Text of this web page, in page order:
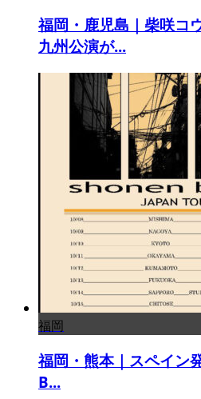
福岡・鹿児島｜柴咲コ
九州公演が...
福岡
福岡・熊本｜スペイン
B...